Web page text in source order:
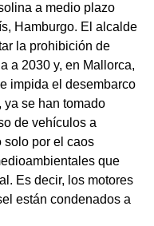
a a medio plazo
Hamburgo. El alcalde
la prohibición de
a 2030 y, en Mallorca,
impida el desembarco
se han tomado
de vehículos a
solo por el caos
que
Es decir, los motores
están condenados a